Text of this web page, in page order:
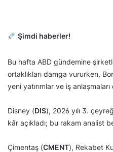
Şimdi haberler!
Bu hafta ABD gündemine
ortaklıkları damga vururken,
yeni yatırımlar ve iş
Disney (DIS), 2026 yılı 3.
kâr açıkladı; bu rakam analist
Çimentaş (CMENT), Rekabet